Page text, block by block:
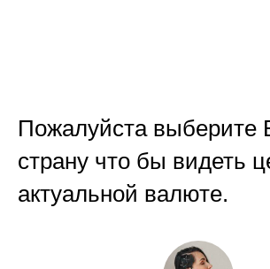
Пожалуйста выберите
страну что бы видеть
актуальной валюте.